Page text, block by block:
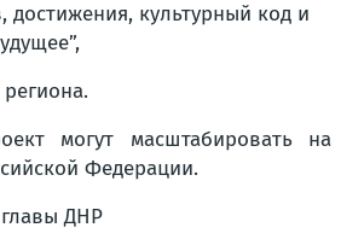
достижения, культурный код и
могут масштабировать на
Федерации.
ДНР